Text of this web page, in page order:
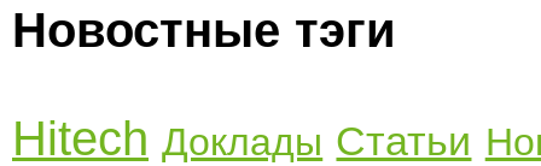
Новостные тэги
Hitech Доклады Статьи